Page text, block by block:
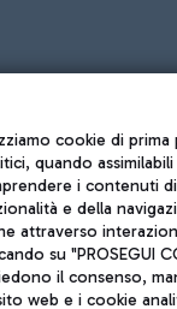
- Società soggetta a
cookie di
quando
i contenuti
e della
attraverso
su "PROSEGUI
il consenso,
web e i cookie